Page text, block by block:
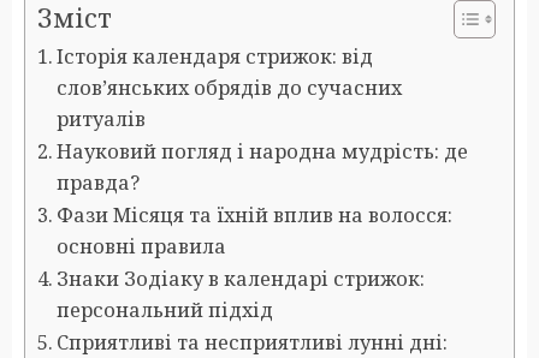
Зміст
Історія календаря стрижок: від
слов’янських обрядів до сучасних
ритуалів
Науковий погляд і народна мудрість: де
правда?
Фази Місяця та їхній вплив на волосся:
основні правила
Знаки Зодіаку в календарі стрижок:
персональний підхід
Сприятливі та несприятливі лунні дні: